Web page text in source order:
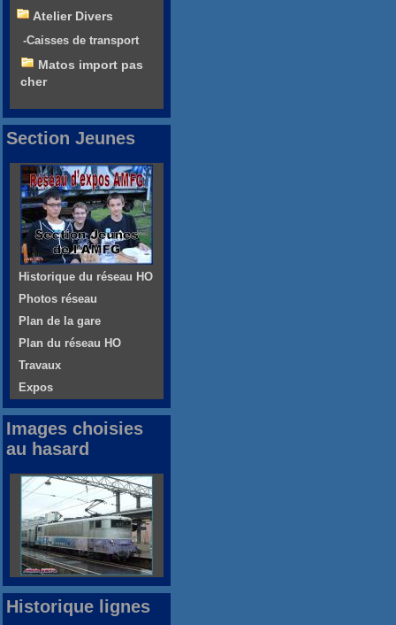
Atelier Divers
-Caisses de transport
Matos import pas
cher
Section Jeunes
Historique du réseau HO
Photos réseau
Plan de la gare
Plan du réseau HO
Travaux
Expos
Images choisies
au hasard
Historique lignes